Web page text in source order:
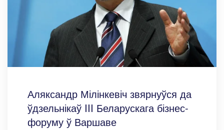
Аляксандр Мілінкевіч звярнуўся да
ўдзельнікаў III Беларускага бізнес-
форуму ў Варшаве